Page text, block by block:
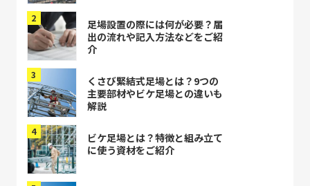
足場設置の際には何が必要？届
出の流れや記入方法などをご紹
介
くさび緊結式足場とは？9つの
主要部材やビケ足場との違いも
解説
ビケ足場とは？特徴と組み立て
に使う資材をご紹介